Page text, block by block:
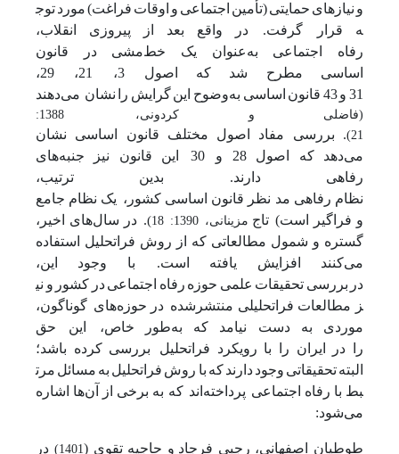
و نیازهای حمایتی(تأمین اجتماعی و اوقات فراغت)موردتوج
ه
قرار گرفت. در واقع بعد از پیروزی
انقلاب،
رفاه
اجتماعی به‌عنوان یک خط‌مشی در
قانون
اساسی
مطرح شد که
اصول 3، 21، 29،
31 و43 قانون اساسی به‌وضوح اینگرایش را نشان می‌دهند
(فاضلی و
کردونی، 1388:
21)
. بررسی مفاد اصول مختلف قانون اساسی
نشان
می‌دهد
که اصول 28 و 30 این قانون نیز
جنبه‌های
رفاهی
دارند. بدین
ترتیب،
نظام رفاهی مد نظر قانون اساسی کشور، یک نظام جامع
و فراگیر است) تاج مزینانی، 1390: 18 ). در سال‌های
اخیر،
گستره و شمول مطالعاتی که از روش فراتحلیل
استفاده
می‌کنند
افزایش یافته است. با وجود
این،
در بررسی تحقیقات علمی حوزه رفاه اجتماعی در کشور و نی
ز مطالعات فراتحلیلی منتشرشده در حوزه‌های گوناگون،
موردی
به دست نیامد که به‌طور
خاص، این حق
را
در ایران را با رویکرد فراتحلیل بررسی کرده باشد؛
البتهتحقیقاتی وجوددارندکه با روش فراتحلیل به مسائل مرت
بط با رفاه اجتماعی پرداخته‌اند که به برخی از آن‌ها اشاره
می‌شود:
طوطیان اصفهانی، رجبی فرجاد و حاجیه تقوی (1401) در